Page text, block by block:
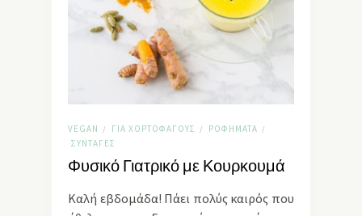
VEGAN / ΓΙΑ ΧΟΡΤΟΦΆΓΟΥΣ / ΡΟΦΉΜΑΤΑ /
ΣΥΝΤΑΓΈΣ
Φυσικό Γιατρικό με Κουρκουμά
Καλή εβδομάδα! Πάει πολύς καιρός που